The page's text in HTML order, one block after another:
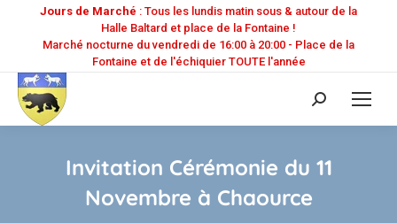
Jours de Marché : Tous les lundis matin sous & autour de la
Halle Baltard et place de la Fontaine !
Marché nocturne du vendredi de 16:00 à 20:00 - Place de la
Fontaine et de l'échiquier TOUTE l'année
Recherche
:
Invitation Cérémonie du 11
Novembre à Chaource